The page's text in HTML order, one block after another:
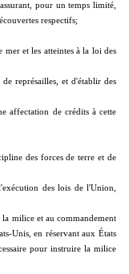
pour un temps limité,
respectifs;
et les atteintes à la loi des
représailles, et d'établir des
affectation de crédits à cette
des forces de terre et de
des lois de l'Union,
milice et au commandement
Unis, en réservant aux États
pour instruire la milice